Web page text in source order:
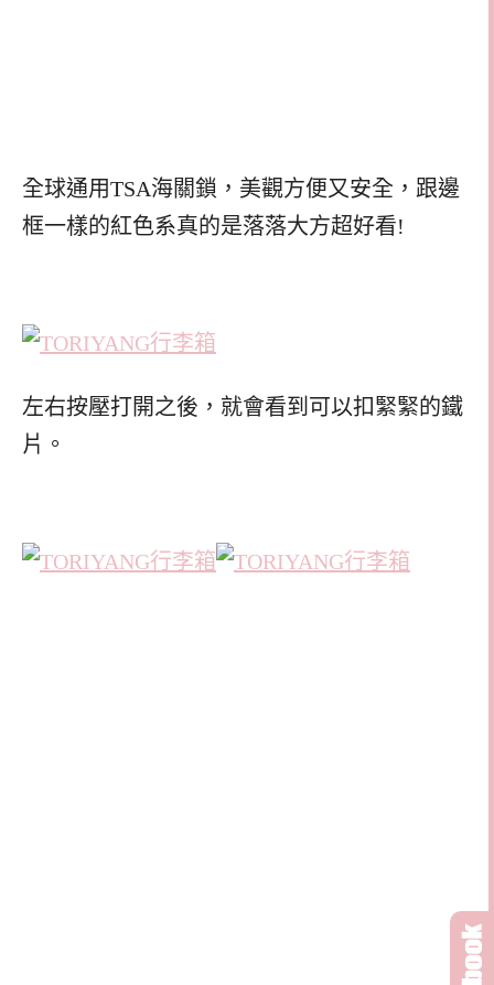
全球通用TSA海關鎖，美觀方便又安全，跟邊
框一樣的紅色系真的是落落大方超好看!
左右按壓打開之後，就會看到可以扣緊緊的鐵
片。